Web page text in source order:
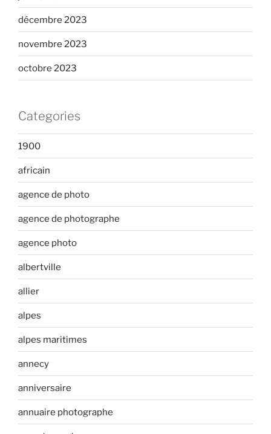
décembre 2023
novembre 2023
octobre 2023
Categories
1900
africain
agence de photo
agence de photographe
agence photo
albertville
allier
alpes
alpes maritimes
annecy
anniversaire
annuaire photographe